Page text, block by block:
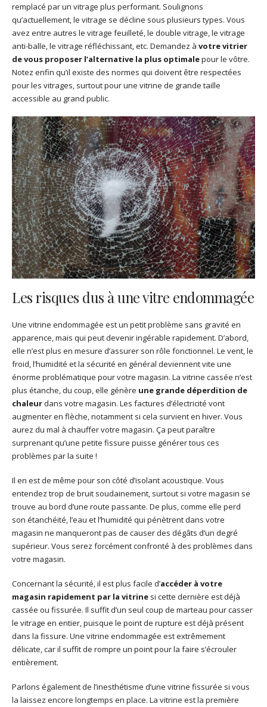
remplacé par un vitrage plus performant. Soulignons
qu’actuellement, le vitrage se décline sous plusieurs types. Vous
avez entre autres le vitrage feuilleté, le double vitrage, le vitrage
anti-balle, le vitrage réfléchissant, etc. Demandez à votre vitrier
de vous proposer l’alternative la plus optimalepour le vôtre.
Notez enfin qu’il existe des normes qui doivent être respectées
pour les vitrages, surtout pour une vitrine de grande taille
accessible au grand public.
Les risques dus à une vitre endommagée
Une vitrine endommagée est un petit problème sans gravité en
apparence, mais qui peut devenir ingérable rapidement. D’abord,
elle n’est plus en mesure d’assurer son rôle fonctionnel. Le vent, le
froid, l’humidité et la sécurité en général deviennent vite une
énorme problématique pour votre magasin. La vitrine cassée n’est
plus étanche, du coup, elle génère une grande déperdition de
chaleurdans votre magasin. Les factures d’électricité vont
augmenter en flèche, notamment si cela survient en hiver. Vous
aurez du mal à chauffer votre magasin. Ça peut paraître
surprenant qu’une petite fissure puisse générer tous ces
problèmes par la suite !
Il en est de même pour son côté d’isolant acoustique. Vous
entendez trop de bruit soudainement, surtout si votre magasin se
trouve au bord d’une route passante. De plus, comme elle perd
son étanchéité, l’eau et l’humidité qui pénètrent dans votre
magasin ne manqueront pas de causer des dégâts d’un degré
supérieur. Vous serez forcément confronté à des problèmes dans
votre magasin.
Concernant la sécurité, il est plus facile d’accéder à votre
magasin rapidement par la vitrine si cette dernière est déjà
cassée ou fissurée. Il suffit d’un seul coup de marteau pour casser
le vitrage en entier, puisque le point de rupture est déjà présent
dans la fissure. Une vitrine endommagée est extrêmement
délicate, car il suffit de rompre un point pour la faire s’écrouler
entièrement.
Parlons également de l’inesthétisme d’une vitrine fissurée si vous
la laissez encore longtemps en place. La vitrine est la première